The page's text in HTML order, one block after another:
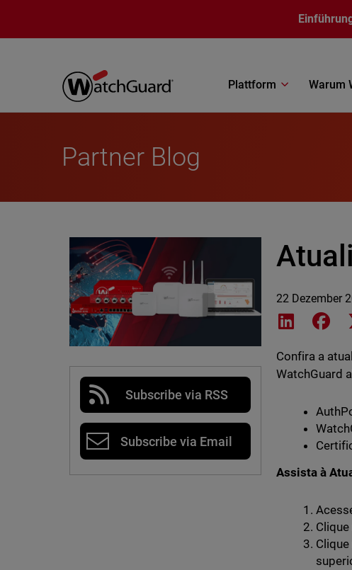
Plattform Warum
Partner Blog
Subscribe via RSS
Subscribe via Email
22 Dezember
Share on
Confira a
WatchGuard
Assista à